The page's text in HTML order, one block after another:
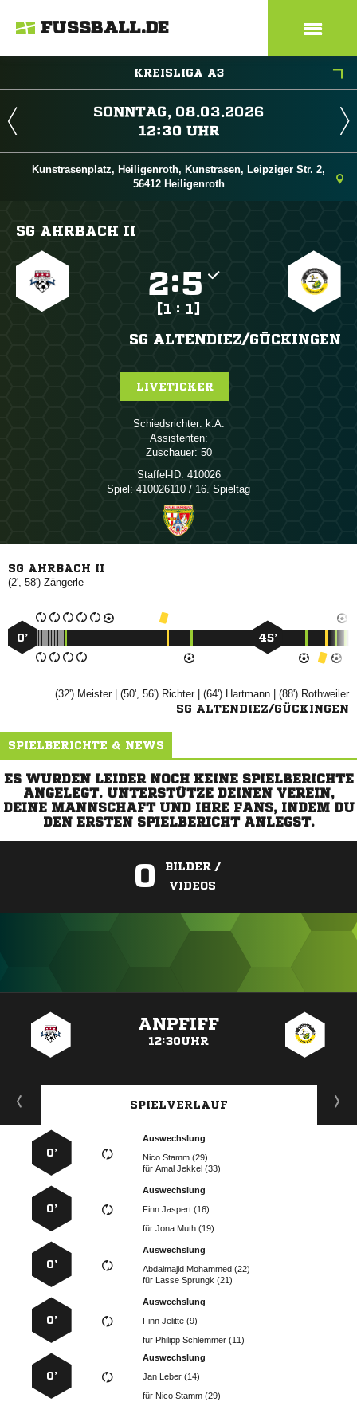
FUSSBALL.DE
KREISLIGA A3
 
 
Kunstrasenplatz, Heiligenroth, Kunstrasen, Leipziger Str. 2,
56412 Heiligenroth
SG AHRBACH II
:
[1 : 1]
SG ALTENDIEZ/​GÜCKINGEN
LIVETICKER
Schiedsrichter: 
Assistenten:
Zuschauer: 50
Staffel-ID: 410026
Spiel: 410026110 / 16. Spieltag
SG AHRBACH II
(2', 58') 
0’ 45’
(32') | (50', 56') | (64')  | (88') 
SG ALTENDIEZ/GÜCKINGEN
SPIELBERICHTE & NEWS
ES WURDEN LEIDER NOCH KEINE SPIELBERICHTE
ANGELEGT. UNTERSTÜTZE DEINEN VEREIN,
DEINE MANNSCHAFT UND IHRE FANS, INDEM DU
DEN ERSTEN SPIELBERICHT ANLEGST.
0
BILDER /
VIDEOS
ANPFIFF
12:30UHR
SPIELVERLAUF
Auswechslung
  
für  
0’
Auswechslung
  
für  
0’
Auswechslung
  
für   
0’
Auswechslung
  
für   
0’
Auswechslung
  
für   
0’